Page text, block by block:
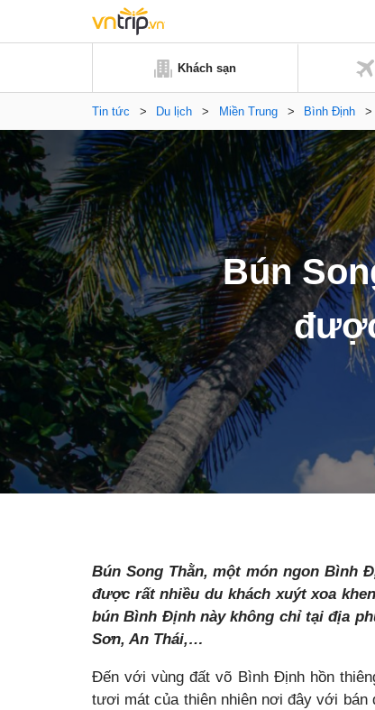
Khách sạn
Tin tức > Du lịch > Miền Trung > Bình Định >
Bún
Bún Song Thằn, một món ngon Bình
được rất nhiều du khách xuýt xoa
bún Bình Định này không chỉ tại địa
Sơn, An Thái,…
Đến với vùng đất võ Bình Định hồn
tươi mát của thiên nhiên nơi đây với